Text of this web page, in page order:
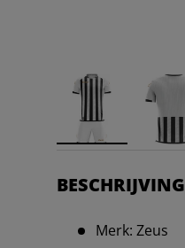
BESCHRIJVING
Merk: Zeus